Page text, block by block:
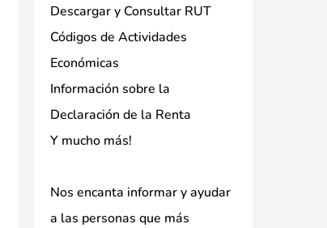
Descargar y Consultar RUT
Códigos de Actividades
Económicas
Información sobre la
Declaración de la Renta
Y mucho más!
Nos encanta informar y ayudar
a las personas que más